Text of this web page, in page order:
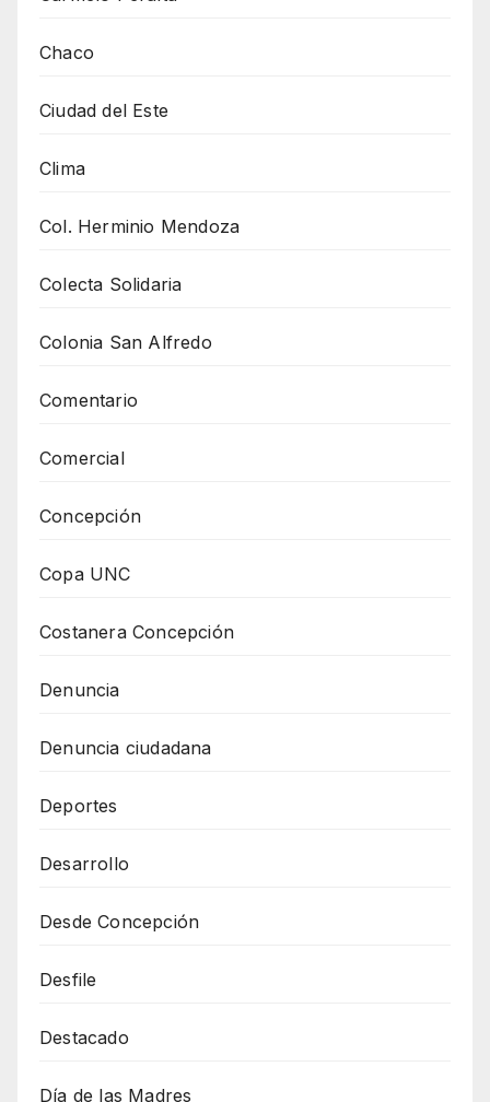
Chaco
Ciudad del Este
Clima
Col. Herminio Mendoza
Colecta Solidaria
Colonia San Alfredo
Comentario
Comercial
Concepción
Copa UNC
Costanera Concepción
Denuncia
Denuncia ciudadana
Deportes
Desarrollo
Desde Concepción
Desfile
Destacado
Día de las Madres